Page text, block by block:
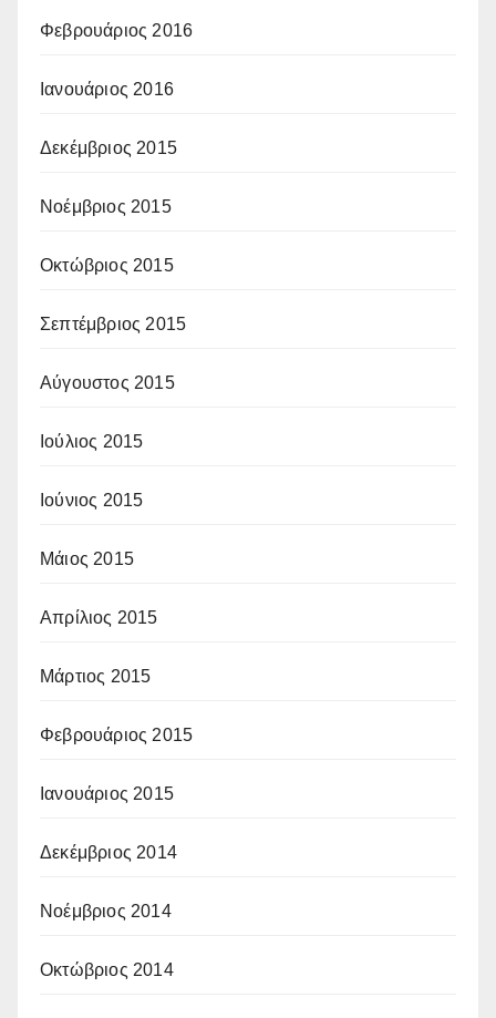
Φεβρουάριος 2016
Ιανουάριος 2016
Δεκέμβριος 2015
Νοέμβριος 2015
Οκτώβριος 2015
Σεπτέμβριος 2015
Αύγουστος 2015
Ιούλιος 2015
Ιούνιος 2015
Μάιος 2015
Απρίλιος 2015
Μάρτιος 2015
Φεβρουάριος 2015
Ιανουάριος 2015
Δεκέμβριος 2014
Νοέμβριος 2014
Οκτώβριος 2014